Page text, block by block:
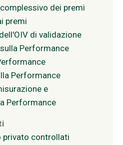
dei premi
premi
di validazione
Performance
Performance
e
Performance
privato controllati